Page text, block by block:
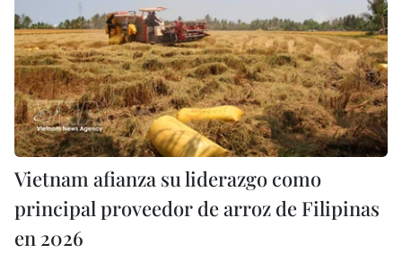
Vietnam afianza su liderazgo como
principal proveedor de arroz de Filipinas
en 2026